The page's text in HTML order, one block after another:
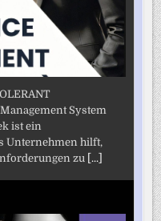
System
ist ein
Unternehmen hilft,
zu [...]